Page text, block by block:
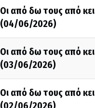
Οι από δω τους από κει
(04/06/2026)
Οι από δω τους από κει
(03/06/2026)
Οι από δω τους από κει